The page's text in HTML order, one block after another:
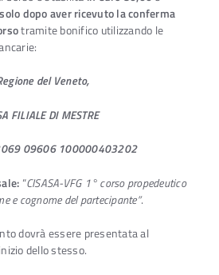
solo dopo aver ricevuto la conferma
tramite bonifico utilizzando le
del Veneto,
FILIALE DI MESTRE
09606 100000403202
“CISASA-VFG 1° corso propedeutico
e cognome del partecipante”.
dovrà essere presentata al
dello stesso.